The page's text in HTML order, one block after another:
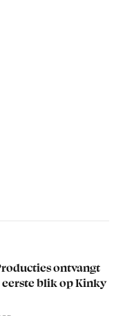
ontvangt
eerste blik op Kinky